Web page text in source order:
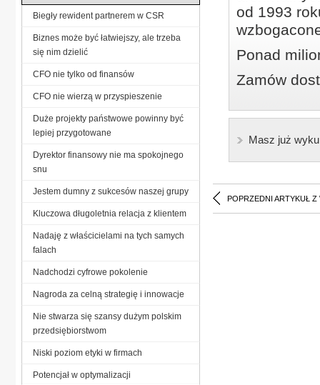
od 1993
Ponad
Zamów
Masz już
POPRZEDNI ARTYKUŁ Z
Biegły rewident partnerem w CSR
Biznes może być łatwiejszy, ale trzeba
się nim dzielić
CFO nie tylko od finansów
CFO nie wierzą w przyspieszenie
Duże projekty państwowe powinny być
lepiej przygotowane
Dyrektor finansowy nie ma spokojnego
snu
Jestem dumny z sukcesów naszej grupy
Kluczowa długoletnia relacja z klientem
Nadaję z właścicielami na tych samych
falach
Nadchodzi cyfrowe pokolenie
Nagroda za celną strategię i innowacje
Nie stwarza się szansy dużym polskim
przedsiębiorstwom
Niski poziom etyki w firmach
Potencjał w optymalizacji